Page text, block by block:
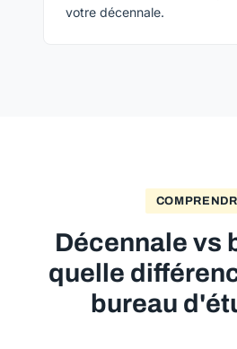
votre décennale.
Décennale vs
quelle
bureau